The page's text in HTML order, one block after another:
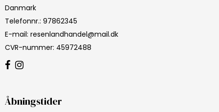
Danmark
Telefonnr.: 97862345
E-mail: resenlandhandel@mail.dk
CVR-nummer: 45972488
Åbningstider